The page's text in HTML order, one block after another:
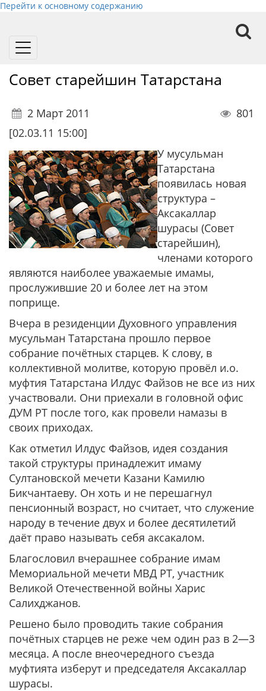
Перейти к основному содержанию
Toggle
Совет старейшин Татарстана
2 Март 2011
801
[02.03.11 15:00]
У мусульман
Татарстана
появилась новая
структура –
Аксакаллар
шурасы (Совет
старейшин),
членами которого
являются наиболее уважаемые имамы,
прослужившие 20 и более лет на этом
поприще.
Вчера в резиденции Духовного управления
мусульман Татарстана прошло первое
собрание почётных старцев. К слову, в
коллективной молитве, которую провёл и.о.
муфтия Татарстана Илдус Файзов не все из них
участвовали. Они приехали в головной офис
ДУМ РТ после того, как провели намазы в
своих приходах.
Как отметил Илдус Файзов, идея создания
такой структуры принадлежит имаму
Султановской мечети Казани Камилю
Бикчантаеву. Он хоть и не перешагнул
пенсионный возраст, но считает, что служение
народу в течение двух и более десятилетий
даёт право называть себя аксакалом.
Благословил вчерашнее собрание имам
Мемориальной мечети МВД РТ, участник
Великой Отечественной войны Харис
Салихджанов.
Решено было проводить такие собрания
почётных старцев не реже чем один раз в 2—3
месяца. А после внеочередного съезда
муфтията изберут и председателя Аксакаллар
шурасы.